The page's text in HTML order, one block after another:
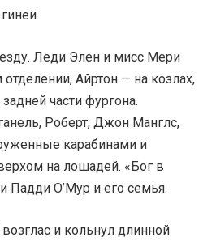
Леди Элен и мисс Мери
Айртон — на козлах,
части фургона.
Роберт, Джон Манглс,
карабинами и
на лошадей. «Бог в
Падди О’Мур и его семья.
и кольнул длинной